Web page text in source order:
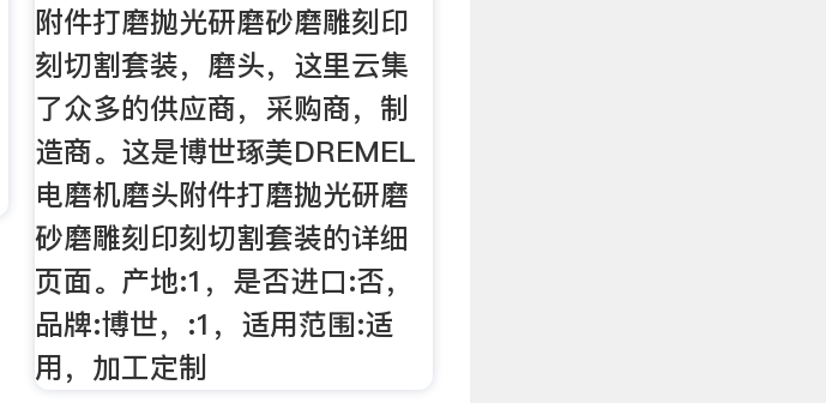
附件打磨抛光研磨砂磨雕刻印
刻切割套装，磨头，这里云集
了众多的供应商，采购商，制
造商。这是博世琢美DREMEL
电磨机磨头附件打磨抛光研磨
砂磨雕刻印刻切割套装的详细
页面。产地:1，是否进口:否，
品牌:博世，:1，适用范围:适
用，加工定制